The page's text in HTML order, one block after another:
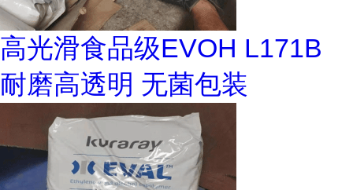
高光滑食品级EVOH L171B
耐磨高透明 无菌包装